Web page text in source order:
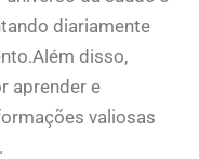
diariamente
disso,
aprender e
valiosas